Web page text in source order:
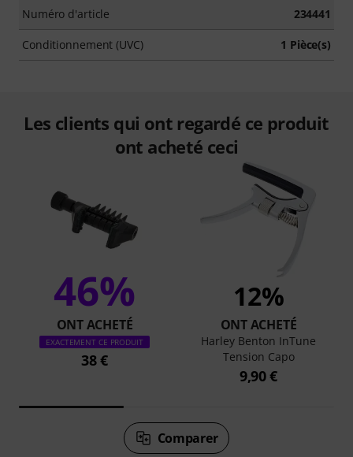
Numéro d'article 234441
Conditionnement (UVC) 1 Pièce(s)
Les clients qui ont regardé ce produit
ont acheté ceci
46%
ONT ACHETÉ
EXACTEMENT CE PRODUIT
38 €
12%
ONT ACHETÉ
Harley Benton InTune
Tension Capo
9,90 €
Comparer